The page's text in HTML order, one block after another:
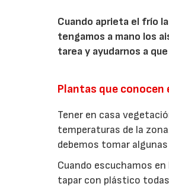
Cuando aprieta el frío
tengamos a mano los
tarea y ayudarnos a
Plantas que conocen
Tener en casa
temperaturas de la
debemos tomar
Cuando escuchamos
tapar con plástico